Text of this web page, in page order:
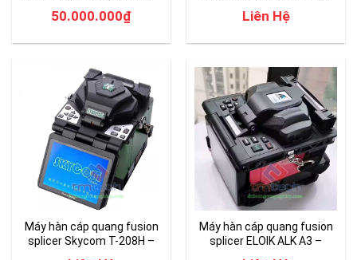
50.000.000₫ Liên Hệ
Máy hàn cáp quang fusion
splicer Skycom T-208H –
Máy hàn cáp quang fusion
splicer ELOIK ALK A3 –